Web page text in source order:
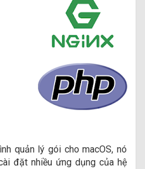
quản lý gói cho macOS, nó
đặt nhiều ứng dụng của hệ